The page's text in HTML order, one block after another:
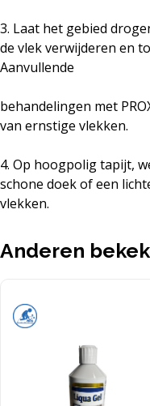
3. Laat het gebied
de vlek verwijderen en
Aanvullende
behandelingen met
van ernstige vlekken.
4. Op hoogpolig tapijt,
schone doek of een
vlekken.
Anderen